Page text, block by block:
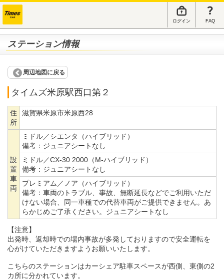
ログイン FAQ
ステーション情報
周辺地図に戻る
タイムズ米原駅西口第２
住
所
滋賀県米原市米原西28
設
置
車
両
ミドル／シエンタ（ハイブリッド）
備考： ジュニアシートなし
ミドル／CX-30 2000（M-ハイブリッド）
備考： ジュニアシートなし
プレミアム／ノア（ハイブリッド）
備考： 車両のトラブル、事故、無断延長などでご利用いただ
けない場合、同一車種での代替車両がご提供できません。あ
らかじめご了承ください。ジュニアシートなし
【注意】
出発時、返却時での場内事故が多発しておりますので安全運転を
心がけていただきますようお願いいたします。
こちらのステーションはカーシェア駐車スペースが西側、東側の2
カ所に分かれています。